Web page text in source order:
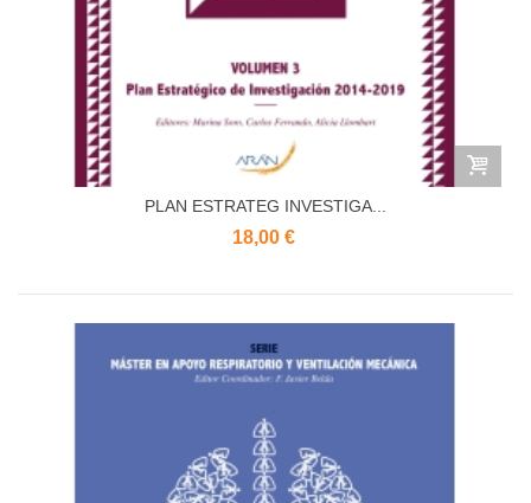
PLAN ESTRATEG INVESTIGA...
18,00 €